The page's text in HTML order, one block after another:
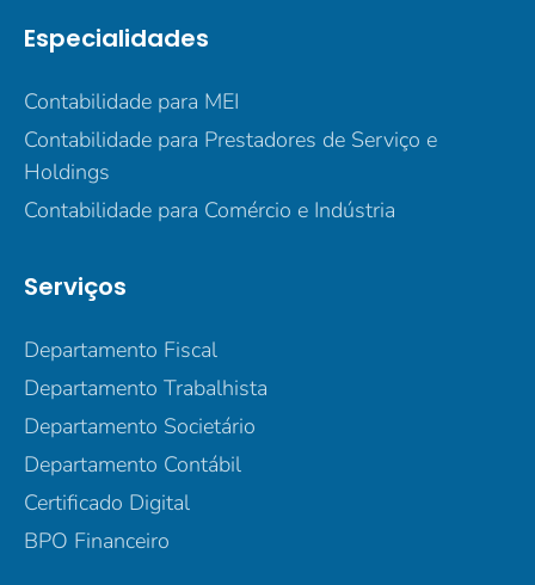
Especialidades
Contabilidade para MEI
Contabilidade para Prestadores de Serviço e
Holdings
Contabilidade para Comércio e Indústria
Serviços
Departamento Fiscal
Departamento Trabalhista
Departamento Societário
Departamento Contábil
Certificado Digital
BPO Financeiro